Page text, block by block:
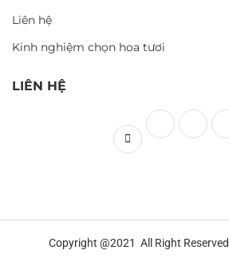
Liên hệ
Kinh nghiệm chọn hoa tươi
LIÊN HỆ
Copyright @2021 All Right Reserved